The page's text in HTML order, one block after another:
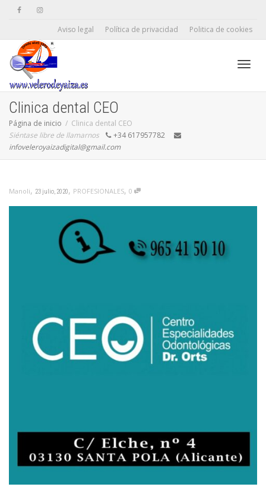
Aviso legal Política de privacidad Politica de cookies
Clinica dental CEO
Página de inicio
Clinica dental CEO
Siéntase libre de llamarnos
+34 617957782
infoveleroyaizadigital@gmail.com
Manoli, 23 julio, 2020, PROFESIONALES, 0